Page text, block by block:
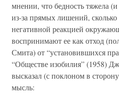
мнении, что бедность тяжела
из-за прямых лишений,
негативной реакцией
воспринимают ее как отход
Смита) от “установившихся
“Обществе изобилия” (1958)
высказал (с поклоном в
мысль: